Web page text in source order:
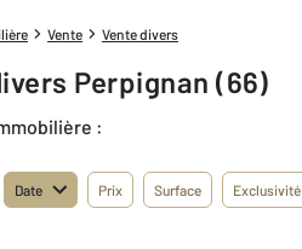
Vente Vente divers
Perpignan (66)
:
Date Prix Surface Exclusivité